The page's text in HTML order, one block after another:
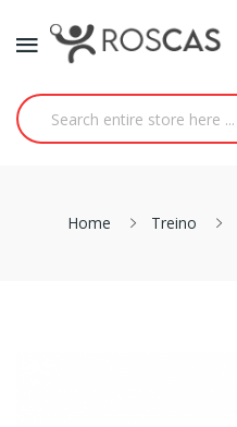
Home Treino